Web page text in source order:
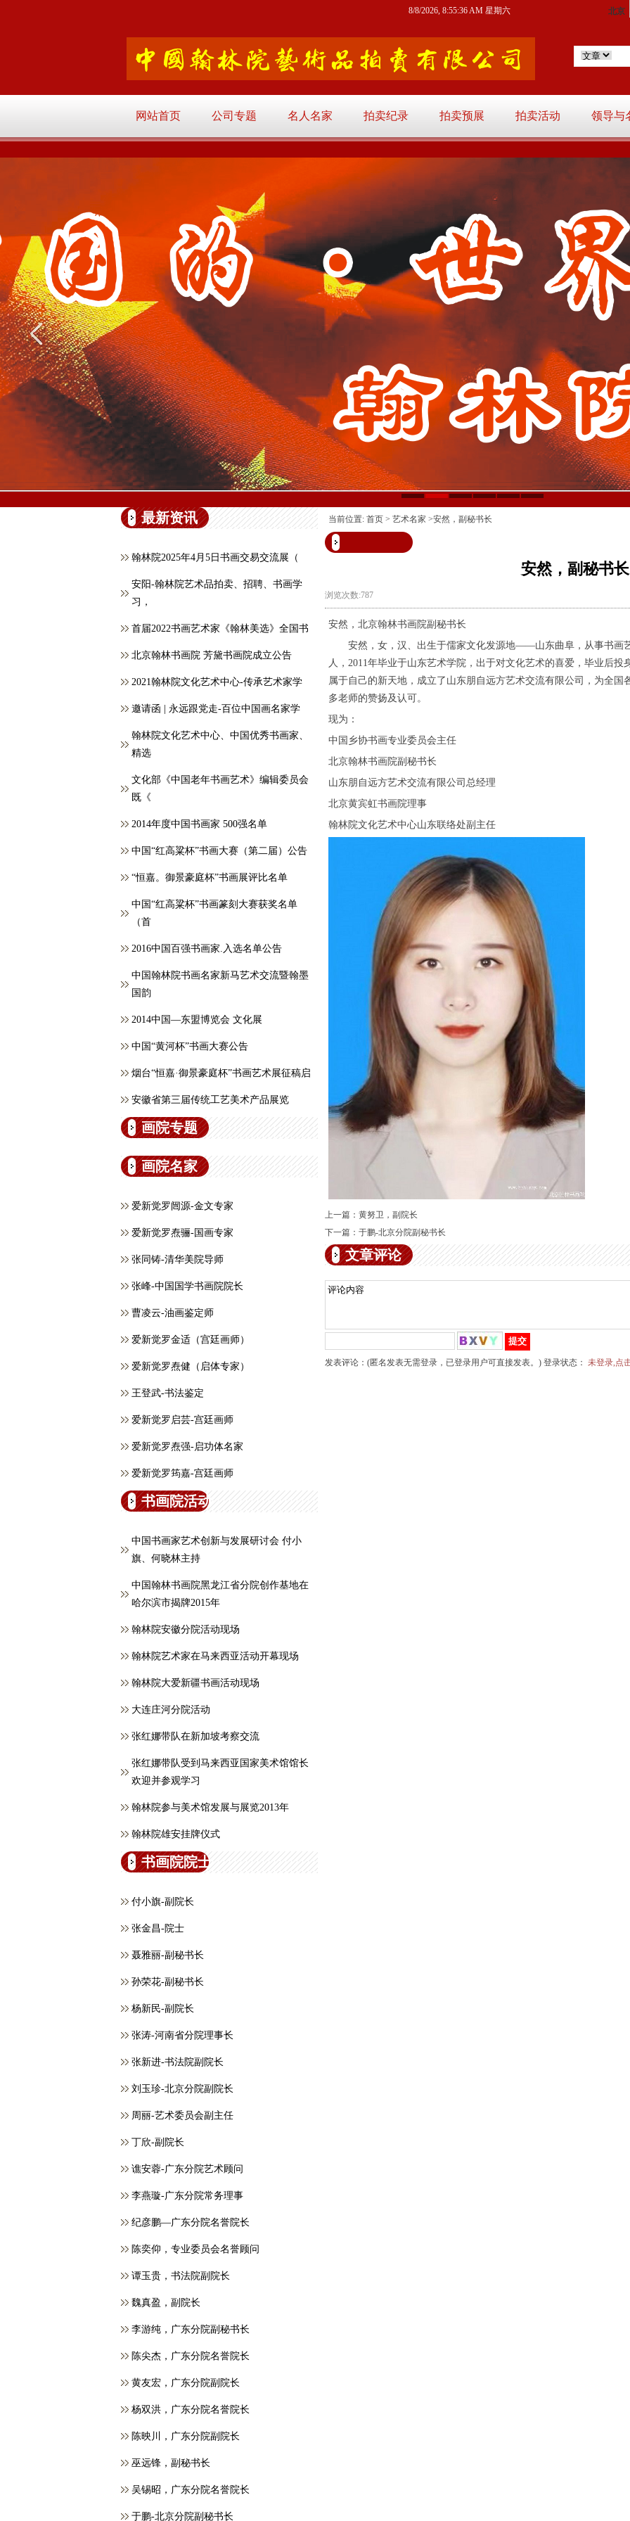
网站首页 公司专题 名人名家 拍卖纪录 拍卖预展 拍卖活动 领导与
8/8/2026, 8:55:36 AM 星期六
最新资讯
翰林院2025年4月5日书画交易交流展（
安阳-翰林院艺术品拍卖、招聘、书画学
习，
首届2022书画艺术家《翰林美选》全国书
北京翰林书画院 芳黛书画院成立公告
2021翰林院文化艺术中心-传承艺术家学
邀请函 | 永远跟党走-百位中国画名家学
翰林院文化艺术中心、中国优秀书画家、
精选
文化部《中国老年书画艺术》编辑委员会
既《
2014年度中国书画家 500强名单
中国“红高粱杯”书画大赛（第二届）公告
“恒嘉。御景豪庭杯”书画展评比名单
中国“红高粱杯”书画篆刻大赛获奖名单
（首
2016中国百强书画家.入选名单公告
中国翰林院书画名家新马艺术交流暨翰墨
国韵
2014中国—东盟博览会 文化展
中国“黄河杯”书画大赛公告
烟台“恒嘉·御景豪庭杯”书画艺术展征稿启
安徽省第三届传统工艺美术产品展览
画院专题
画院名家
爱新觉罗闿源-金文专家
爱新觉罗焘骊-国画专家
张同铸-清华美院导师
张峰-中国国学书画院院长
曹凌云-油画鉴定师
爱新觉罗金适（宫廷画师）
爱新觉罗焘健（启体专家）
王登武-书法鉴定
爱新觉罗启芸-宫廷画师
爱新觉罗焘强-启功体名家
爱新觉罗筠嘉-宫廷画师
书画院活动
中国书画家艺术创新与发展研讨会 付小
旗、何晓林主持
中国翰林书画院黑龙江省分院创作基地在
哈尔滨市揭牌2015年
翰林院安徽分院活动现场
翰林院艺术家在马来西亚活动开幕现场
翰林院大爱新疆书画活动现场
大连庄河分院活动
张红娜带队在新加坡考察交流
张红娜带队受到马来西亚国家美术馆馆长
欢迎并参观学习
翰林院参与美术馆发展与展览2013年
翰林院雄安挂牌仪式
书画院院士
付小旗-副院长
张金昌-院士
聂雅丽-副秘书长
孙荣花-副秘书长
杨新民-副院长
张涛-河南省分院理事长
张新进-书法院副院长
刘玉珍-北京分院副院长
周丽-艺术委员会副主任
丁欣-副院长
谯安蓉-广东分院艺术顾问
李燕璇-广东分院常务理事
纪彦鹏—广东分院名誉院长
​陈奕仰，专业委员会名誉顾问
谭玉贵，书法院副院长
魏真盈，副院长
李游纯，广东分院副秘书长
陈尖杰，广东分院名誉院长
黄友宏，广东分院副院长
杨双洪，广东分院名誉院长
陈映川，广东分院副院长
巫远锋，副秘书长
吴锡昭，广东分院名誉院长
于鹏-北京分院副秘书长
当前位置: 首页 > 艺术名家 >安然，副秘书长
安然，副秘书长
浏览次数:787
安然，北京翰林书画院副秘书长
安然，女，汉、 出生于儒家文化发源地——山东曲阜，从事书画
人， 2011年毕业于山东艺术学院，出于对文化艺术的喜爱，毕业后投
属于自己的新天地，成立了山东朋自远方艺术交流有限公司，为全
多老师的赞扬及认可。
现为：
中国乡协书画专业委员会主任
北京翰林书画院副秘书长
山东朋自远方艺术交流有限公司总经理
北京黄宾虹书画院理事
翰林院文化艺术中心山东联络处副主任
上一篇： 黄努卫，副院长
下一篇： 于鹏-北京分院副秘书长
文章评论
发表评论：(匿名发表无需登录，已登录用户可直接发表。) 登录状态： 未登录,点